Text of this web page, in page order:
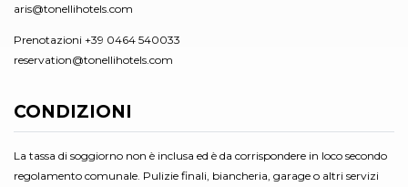
aris@tonellihotels.com
Prenotazioni +39 0464 540033
reservation@tonellihotels.com
CONDIZIONI
La tassa di soggiorno non è inclusa ed è da corrispondere in loco secondo
regolamento comunale. Pulizie finali, biancheria, garage o altri servizi